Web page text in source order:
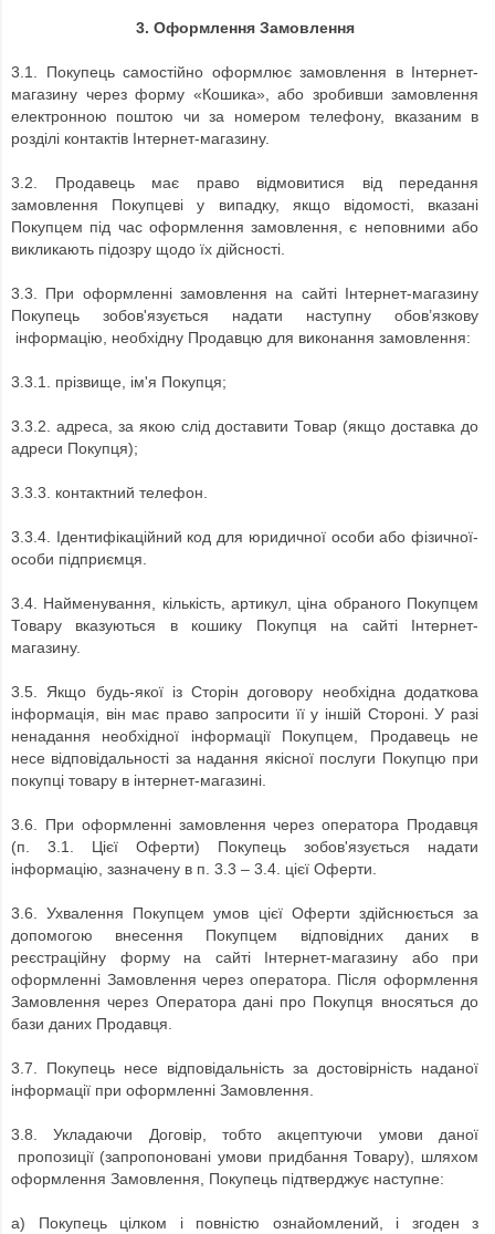
3. Оформлення Замовлення
3.1. Покупець самостійно оформлює замовлення в Інтернет-
магазину через форму «Кошика», або зробивши замовлення
електронною поштою чи за номером телефону, вказаним в
розділі контактів Інтернет-магазину.
3.2. Продавець має право відмовитися від передання
замовлення Покупцеві у випадку, якщо відомості, вказані
Покупцем під час оформлення замовлення, є неповними або
викликають підозру щодо їх дійсності.
3.3. При оформленні замовлення на сайті Інтернет-магазину
Покупець зобов'язується надати наступну обов’язкову
інформацію, необхідну Продавцю для виконання замовлення:
3.3.1. прізвище, ім'я Покупця;
3.3.2.
адреса, за якою слід доставити Товар (якщо доставка до
адреси Покупця);
3.3.3. контактний телефон.
3.3.4. Ідентифікаційний код для юридичної особи або фізичної-
особи підприємця.
3.4.
Найменування, кількість, артикул, ціна обраного Покупцем
Товару вказуються в кошику Покупця на сайті
Інтернет-
магазину.
3.5.
Якщо будь-якої із Сторін договору необхідна додаткова
інформація, він має право запросити її у іншій Стороні. У разі
ненадання необхідної інформації Покупцем, Продавець не
несе відповідальності за надання якісної послуги Покупцю при
покупці товару в інтернет-магазині.
3.6.
При оформленні замовлення через оператора Продавця
(п. 3.1. Цієї Оферти) Покупець зобов'язується надати
інформацію, зазначену в п. 3.3 – 3.4. цієї Оферти.
3.6.
Ухвалення Покупцем умов цієї Оферти здійснюється за
допомогою внесення Покупцем відповідних даних в
реєстраційну форму на сайті
Інтернет-магазину
або при
оформленні Замовлення через оператора.
Після оформлення
Замовлення через Оператора дані про Покупця вносяться до
бази даних Продавця.
3.7.
Покупець несе відповідальність за достовірність наданої
інформації при оформленні Замовлення.
3.8. Укладаючи Договір, тобто
акцептуючи умови даної
пропозиції (запропоновані умови придбання Товару), шляхом
оформлення Замовлення, Покупець підтверджує наступне:
а) Покупець цілком і повністю ознайомлений, і згоден з